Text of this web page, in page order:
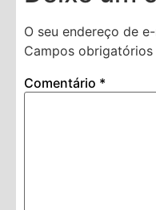
O seu endereço de
Campos
Comentário *